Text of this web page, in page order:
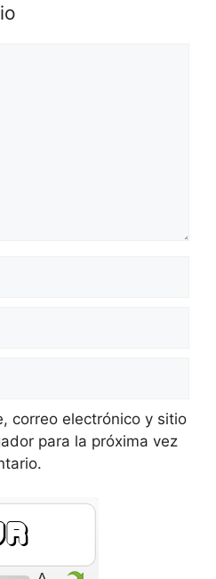
correo electrónico y sitio
para la próxima vez